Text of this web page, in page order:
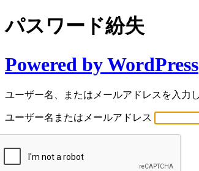
パスワード紛失
Powered by WordPress
ユーザー名、またはメールアドレスを入力
ユーザー名またはメールアドレス